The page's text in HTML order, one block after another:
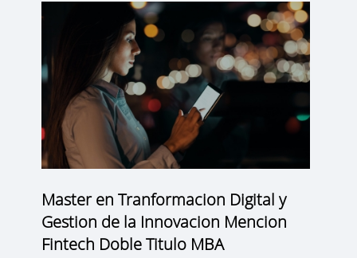
Master en Tranformacion Digital y
Gestion de la Innovacion Mencion
Fintech Doble Titulo MBA